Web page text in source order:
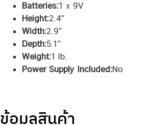
Batteries:1 x 9V
Height:2.4″
Width:2.9″
Depth:5.1″
Weight:1 lb.
Power Supply Included:No
ข้อมูลสินค้า